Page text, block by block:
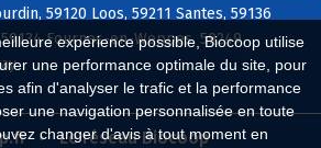
expérience possible, Biocoop utilise
une performance optimale du site, pour
afin d'analyser le trafic et la performance
une navigation personnalisée en toute
changer d'avis à tout moment en
59120 Loos, 59211 Santes, 59136
Fournes-en-Weppes, 59249
Le réseau Biocoop